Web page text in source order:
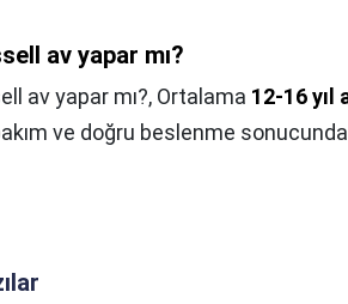
av yapar mı?
av yapar mı?, Ortalama 12-16 yıl
ve doğru beslenme